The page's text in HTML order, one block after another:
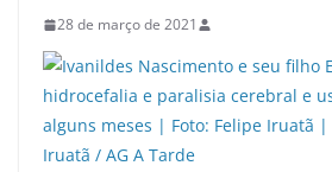
28 de março de 2021